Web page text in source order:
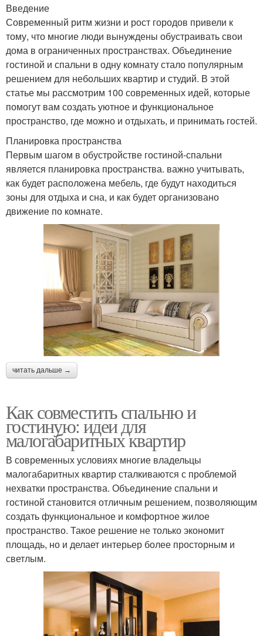
Введение
Современный ритм жизни и рост городов привели к
тому, что многие люди вынуждены обустраивать свои
дома в ограниченных пространствах. Объединение
гостиной и спальни в одну комнату стало популярным
решением для небольших квартир и студий. В этой
статье мы рассмотрим 100 современных идей, которые
помогут вам создать уютное и функциональное
пространство, где можно и отдыхать, и принимать гостей.
Планировка пространства
Первым шагом в обустройстве гостиной-спальни
является планировка пространства. важно учитывать,
как будет расположена мебель, где будут находиться
зоны для отдыха и сна, и как будет организовано
движение по комнате.
читать дальше →
Как совместить спальню и
гостиную: идеи для
малогабаритных квартир
В современных условиях многие владельцы
малогабаритных квартир сталкиваются с проблемой
нехватки пространства. Объединение спальни и
гостиной становится отличным решением, позволяющим
создать функциональное и комфортное жилое
пространство. Такое решение не только экономит
площадь, но и делает интерьер более просторным и
светлым.